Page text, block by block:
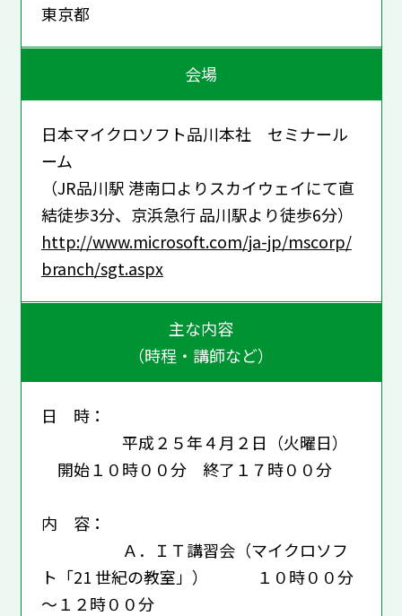
東京都
会場
日本マイクロソフト品川本社 セミナール
ーム
（JR品川駅 港南口よりスカイウェイにて直
結徒歩3分、京浜急行 品川駅より徒歩6分）
http://www.microsoft.com/ja-jp/mscorp/
branch/sgt.aspx
主な内容
（時程・講師など）
日 時：
平成２５年４月２日（火曜日）
開始１０時００分 終了１７時００分
内 容：
Ａ．ＩＴ講習会（マイクロソフ
ト「21 世紀の教室」） １０時００分
～１２時００分